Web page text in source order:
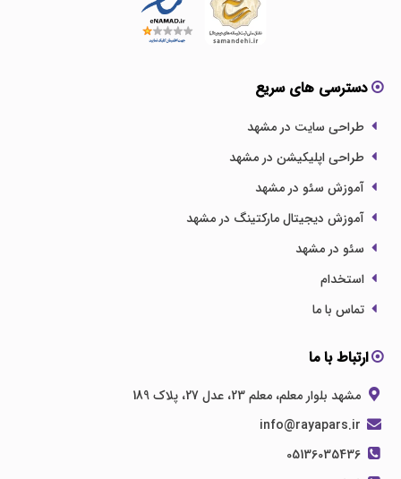
دسترسی های سریع
طراحی سایت در مشهد
طراحی اپلیکیشن در مشهد
آموزش سئو در مشهد
آموزش دیجیتال مارکتینگ در مشهد
سئو در مشهد
استخدام
تماس با ما
ارتباط با ما
مشهد بلوار معلم، معلم 23، عدل 27، پلاک 189
05136035436